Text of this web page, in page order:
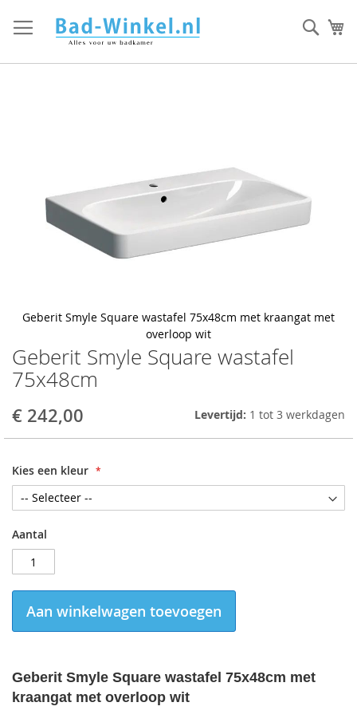
direct
door
Geberit Smyle Square wastafel
75x48cm
€ 242,00 Levertijd: 1 tot 3 werkdagen
Kies een kleur
Aantal
Aan winkelwagen toevoegen
Geberit Smyle Square wastafel 75x48cm met
kraangat met overloop wit
gallery
Geberit Smyle Square wastafel 75x48cm met kraangat met
overloop wit
Skip
to
the
of
gallery